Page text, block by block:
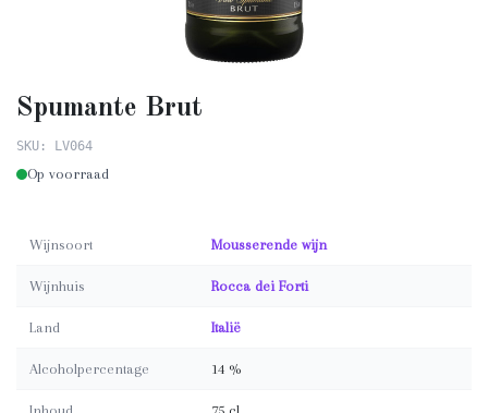
Spumante Brut
SKU: LV064
Op voorraad
Wijnsoort Mousserende wijn
Wijnhuis Rocca dei Forti
Land Italië
Alcoholpercentage 14 %